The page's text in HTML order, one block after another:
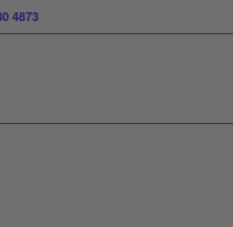
4873